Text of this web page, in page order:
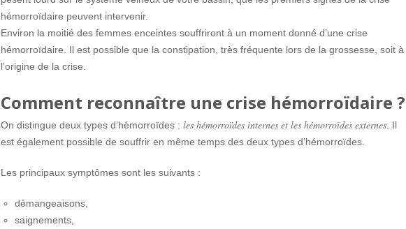
hémorroïdaire peuvent intervenir.
Environ la moitié des femmes enceintes souffriront à un moment donné d’une crise
hémorroïdaire. Il est possible que la constipation, très fréquente lors de la grossesse, soit à
l’origine de la crise.
Comment reconnaître une crise hémorroïdaire ?
On distingue deux types d’hémorroïdes :les hémorroïdes internes et les hémorroïdes externes . Il
est également possible de souffrir en même temps des deux types d’hémorroïdes.
Les principaux symptômes sont les suivants :
démangeaisons,
saignements,